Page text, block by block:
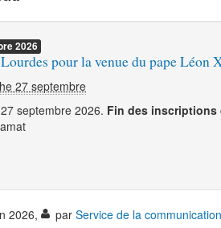
2026
pour la venue du pape Léon
27 septembre
septembre 2026. Fin des inscriptions
2026, par Service de la communication